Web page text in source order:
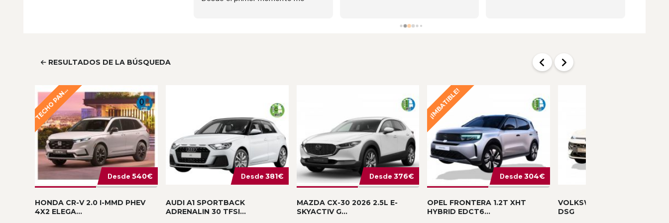
RESULTADOS DE LA BÚSQUEDA
T
E
C
H
O
P
A
N
O
R
Á
M
I
C
O
Desde 540€
HONDA CR-V 2.0 I-MMD PHEV
4X2 ELEGA...
Desde 381€
AUDI A1 SPORTBACK
ADRENALIN 30 TFSI...
Desde 376€
MAZDA CX-30 2026 2.5L E-
SKYACTIV G...
¡IMBATIBLE!
Desde 304€
OPEL FRONTERA 1.2T XHT
HYBRID EDCT6...
VOLKSWAGEN T-ROC
DSG